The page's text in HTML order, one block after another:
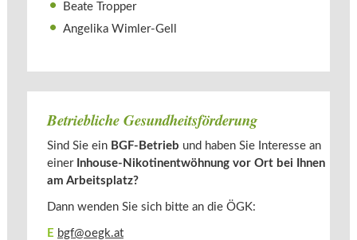
Beate Tropper
Angelika Wimler-Gell
Betriebliche Gesundheitsförderung
Sind Sie ein BGF-Betrieb und haben Sie Interesse an
einer Inhouse-Nikotinentwöhnung vor Ort bei Ihnen
am Arbeitsplatz?
Dann wenden Sie sich bitte an die ÖGK:
E bgf@oegk.at